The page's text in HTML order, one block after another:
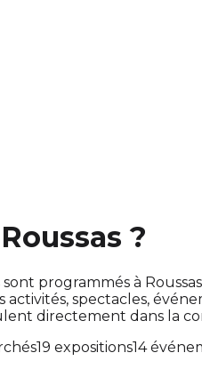
?
programmés à
spectacles,
directement dans la
19 expositions14